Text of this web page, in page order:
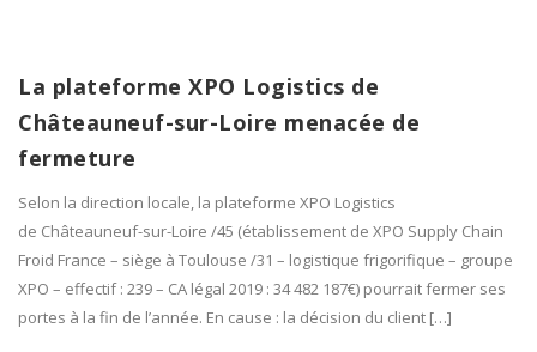
La plateforme XPO Logistics de
Châteauneuf-sur-Loire menacée de
fermeture
Selon la direction locale, la plateforme XPO Logistics
de Châteauneuf-sur-Loire /45 (établissement de XPO Supply Chain
Froid France – siège à Toulouse /31 – logistique frigorifique – groupe
XPO – effectif : 239 – CA légal 2019 : 34 482 187€) pourrait fermer ses
portes à la fin de l’année. En cause : la décision du client […]